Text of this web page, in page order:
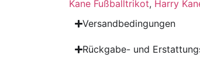
Kane Fußballtrikot, Harry
Versandbedingungen
Rückgabe- und